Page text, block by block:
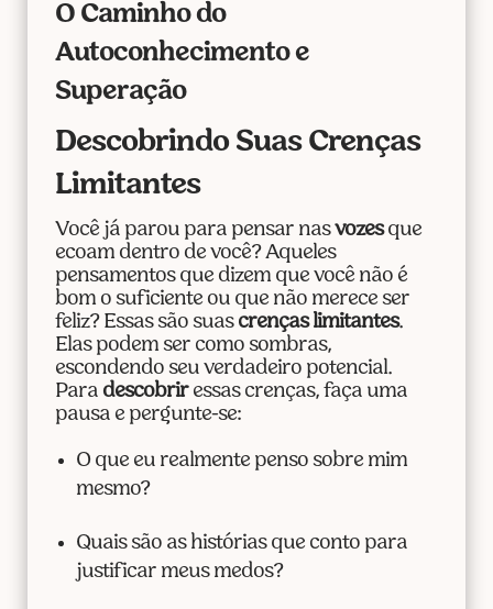
O Caminho do
Autoconhecimento e
Superação
Descobrindo Suas Crenças
Limitantes
Você já parou para pensar nasvozesque
ecoam dentro de você? Aqueles
pensamentos que dizem que você não é
bom o suficiente ou que não merece ser
feliz? Essas são suas crenças limitantes.
Elas podem ser como sombras,
escondendo seu verdadeiro potencial.
Para descobriressas crenças, faça uma
pausa e pergunte-se:
O que eu realmente penso sobre mim
mesmo?
Quais são as histórias que conto para
justificar meus medos?